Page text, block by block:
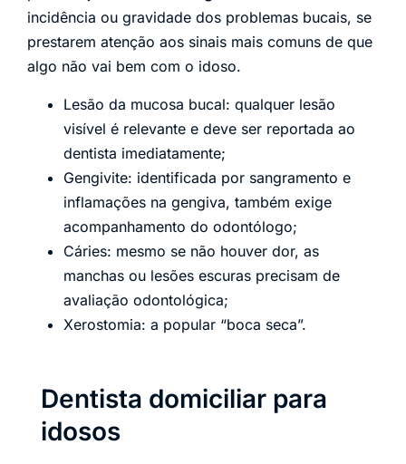
incidência ou gravidade dos problemas bucais, se
prestarem atenção aos sinais mais comuns de que
algo não vai bem com o idoso.
Lesão da mucosa bucal: qualquer lesão
visível é relevante e deve ser reportada ao
dentista imediatamente;
Gengivite: identificada por sangramento e
inflamações na gengiva, também exige
acompanhamento do odontólogo;
Cáries: mesmo se não houver dor, as
manchas ou lesões escuras precisam de
avaliação odontológica;
Xerostomia: a popular “boca seca”.
Dentista domiciliar para
idosos